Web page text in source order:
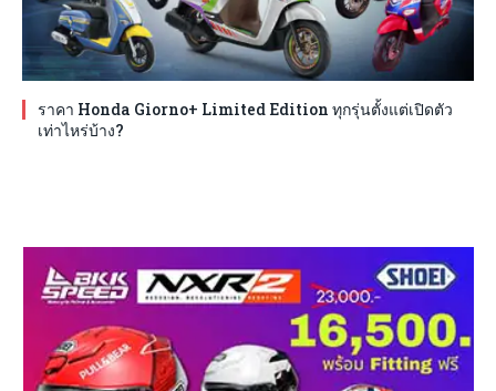
ราคา Honda Giorno+ Limited Edition ทุกรุ่นตั้งแต่เปิดตัว
เท่าไหร่บ้าง?